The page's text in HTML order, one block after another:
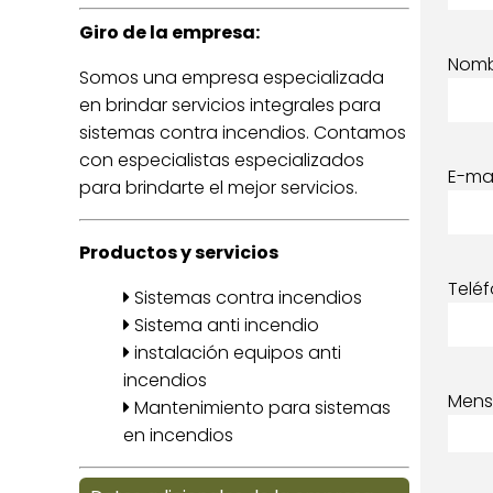
Giro de la empresa:
Somos una empresa especializada
en brindar servicios integrales para
sistemas contra incendios. Contamos
con especialistas especializados
para brindarte el mejor servicios.
Productos y servicios
Sistemas contra incendios
Sistema anti incendio
instalación equipos anti
incendios
Mantenimiento para sistemas
en incendios
E-